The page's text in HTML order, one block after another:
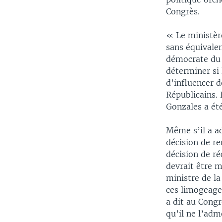
Congrès.
« Le
sans
démocrate
déterminer si
d’influencer
Gonzales a
Même s’il a
décision de
décision de
devrait être
ministre de
ces
a dit au
qu’il ne